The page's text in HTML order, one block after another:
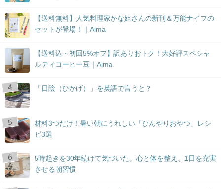
【送料無料】人気料理家かな姐さんの新刊＆万能ナイフの
セットが登場！｜Aima
【送料込・初回5%オフ】訳ありおトク！大好評スペシャ
ルティコーヒー豆｜Aima
「日陰（ひかげ）」を英語で言うと？
材料3つだけ！暑い朝にうれしい「ひんやりおやつ」レシ
ピ3選
5時起きを30年続けて気づいた。心と体を整え、1日を充実
させる朝習慣